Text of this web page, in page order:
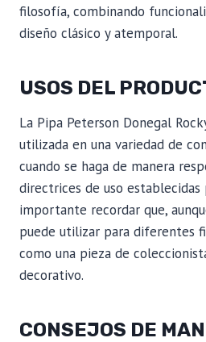
filosofía, combinando
diseño clásico y atemporal.
USOS DEL
La Pipa Peterson Donegal
utilizada en una variedad de
cuando se haga de manera
directrices de uso
importante recordar que,
puede utilizar para diferentes
como una pieza de
decorativo.
CONSEJOS DE